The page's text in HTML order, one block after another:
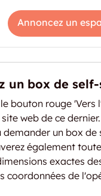
Annoncez un
un box de
bouton rouge
web de ce
demander un box de
également
exactes
coordonnées de